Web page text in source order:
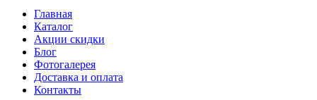
Главная
Каталог
Акции скидки
Блог
Фотогалерея
Доставка и оплата
Контакты